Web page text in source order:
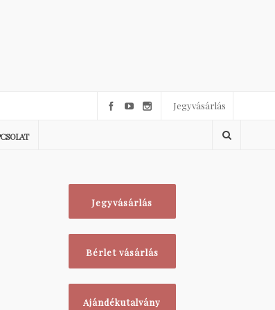
Jegyvásárlás
Jegyvásárlás
Bérlet vásárlás
Ajándékutalvány